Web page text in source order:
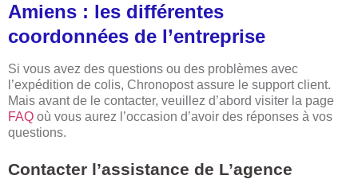
Amiens : les différentes
coordonnées de l’entreprise
Si vous avez des questions ou des problèmes avec
l’expédition de colis, Chronopost assure le support client.
Mais avant de le contacter, veuillez d’abord visiter la page
FAQ où vous aurez l’occasion d’avoir des réponses à vos
questions.
Contacter l’assistance de L’agence